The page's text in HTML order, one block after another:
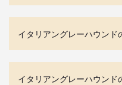
イタリアングレーハウン
イタリアングレーハウンド